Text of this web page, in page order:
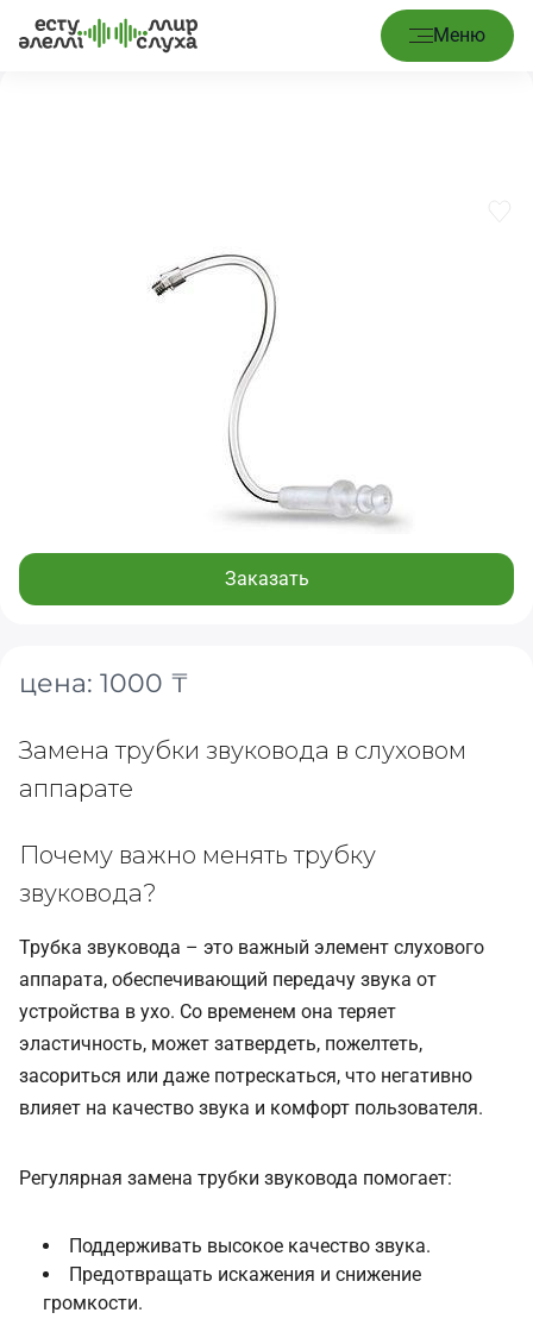
Меню
Главная / Услуги Замена трубки звуковода (инд.вкл.)
Заказать
цена: 1000 ₸
Замена трубки звуковода в слуховом
аппарате
Почему важно менять трубку
звуковода?
Трубка звуковода – это важный элемент слухового
аппарата, обеспечивающий передачу звука от
устройства в ухо. Со временем она теряет
эластичность, может затвердеть, пожелтеть,
засориться или даже потрескаться, что негативно
влияет на качество звука и комфорт пользователя.
Регулярная замена трубки звуковода помогает:
Поддерживать высокое качество звука.
Предотвращать искажения и снижение
громкости.